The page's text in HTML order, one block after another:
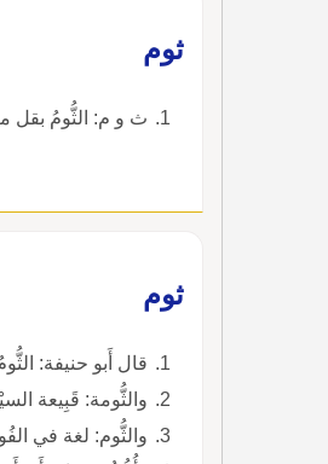
ثوم
ث و م: الثُّومُ بقل
ثوم
قال أَبو حنيفة:
والثُّومة: قَبِيعة
والثُّوم: لغة في